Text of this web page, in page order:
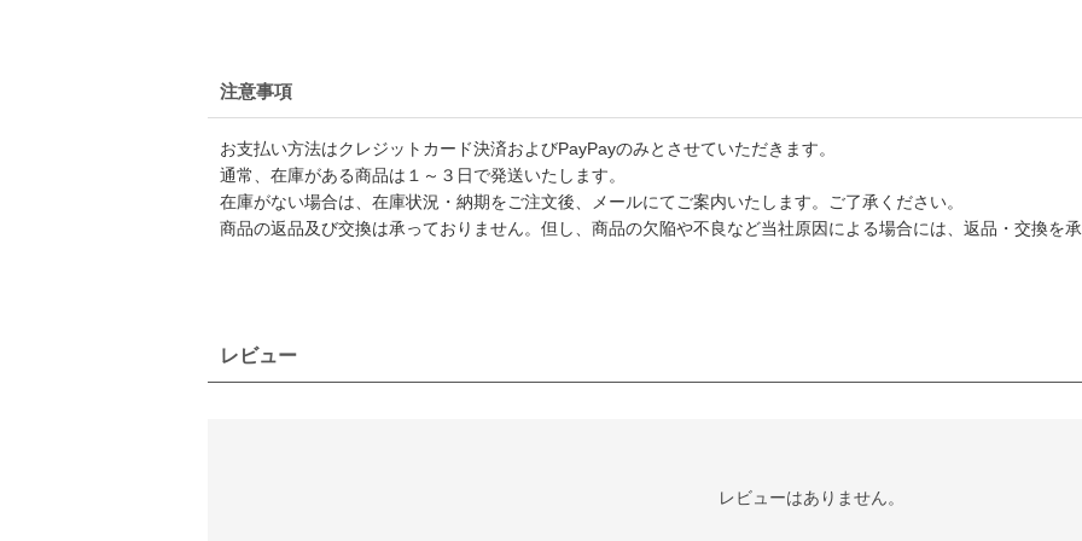
注意事項
お支払い方法はクレジットカード決済およびPayPayのみとさせていただきます。
通常、在庫がある商品は１～３日で発送いたします。
在庫がない場合は、在庫状況・納期をご注文後、メールにてご案内いたします。ご了承ください。
商品の返品及び交換は承っておりません。但し、商品の欠陥や不良など当社原因による場合には、返品・交換を
レビュー
レビューはありません。